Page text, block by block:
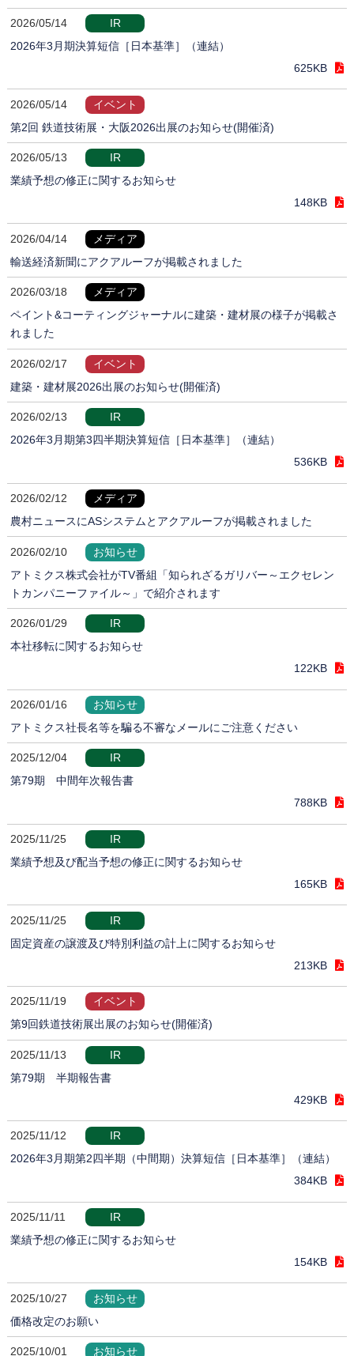
2026/05/14
IR
2026年3月期決算短信［日本基準］（連結）
625KB
2026/05/14
イベント
第2回 鉄道技術展・大阪2026出展のお知らせ(開催済)
2026/05/13
IR
業績予想の修正に関するお知らせ
148KB
2026/04/14
メディア
輸送経済新聞にアクアルーフが掲載されました
2026/03/18
メディア
ペイント&コーティングジャーナルに建築・建材展の様子が掲載さ
れました
2026/02/17
イベント
建築・建材展2026出展のお知らせ(開催済)
2026/02/13
IR
2026年3月期第3四半期決算短信［日本基準］（連結）
536KB
2026/02/12
メディア
農村ニュースにASシステムとアクアルーフが掲載されました
2026/02/10
お知らせ
アトミクス株式会社がTV番組「知られざるガリバー～エクセレン
トカンパニーファイル～」で紹介されます
2026/01/29
IR
本社移転に関するお知らせ
122KB
2026/01/16
お知らせ
アトミクス社長名等を騙る不審なメールにご注意ください
2025/12/04
IR
第79期 中間年次報告書
788KB
2025/11/25
IR
業績予想及び配当予想の修正に関するお知らせ
165KB
2025/11/25
IR
固定資産の譲渡及び特別利益の計上に関するお知らせ
213KB
2025/11/19
イベント
第9回鉄道技術展出展のお知らせ(開催済)
2025/11/13
IR
第79期 半期報告書
429KB
2025/11/12
IR
2026年3月期第2四半期（中間期）決算短信［日本基準］（連結）
384KB
2025/11/11
IR
業績予想の修正に関するお知らせ
154KB
2025/10/27
お知らせ
価格改定のお願い
2025/10/01 お知らせ